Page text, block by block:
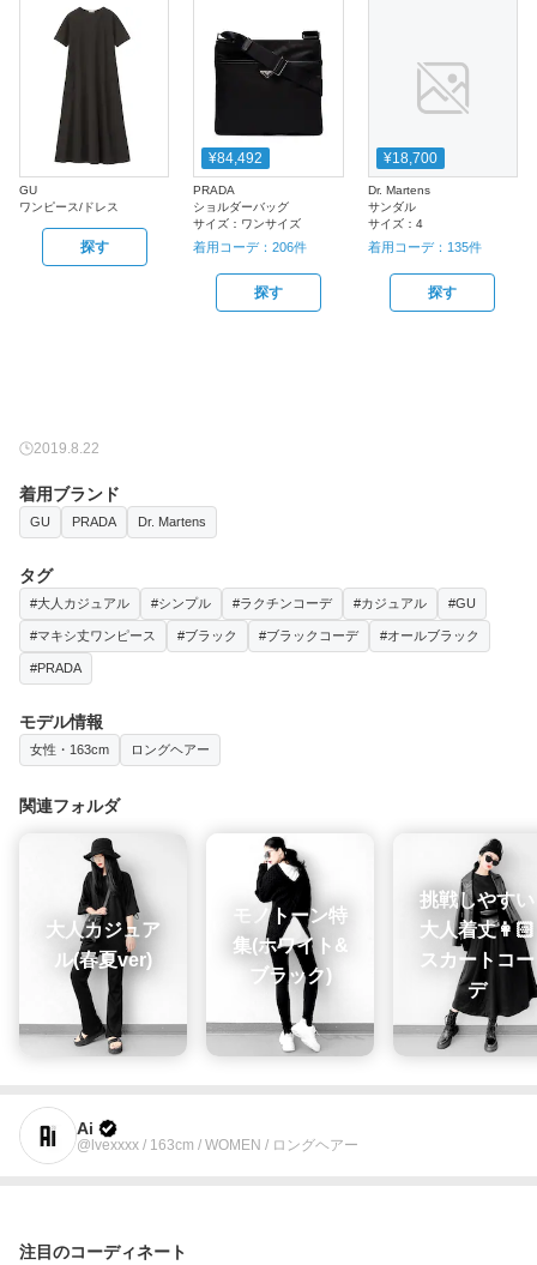
GU
ワンピース/ドレス
探す
¥84,492
PRADA
ショルダーバッグ
サイズ： ワンサイズ
着用コーデ：206件
探す
¥18,700
Dr. Martens
サンダル
サイズ： 4
着用コーデ： 135件
探す
2019.8.22
着用ブランド
GU PRADA Dr. Martens
タグ
#大人カジュアル #シンプル #ラクチンコーデ #カジュアル #GU
#マキシ丈ワンピース #ブラック #ブラックコーデ #オールブラック
#PRADA
モデル情報
女性・163cm ロングヘアー
関連フォルダ
大人カジュア
ル(春夏ver)
モノトーン特
集(ホワイト&
ブラック)
挑戦しやすい
大人着丈👩🏻
スカートコー
デ
Ai
@lvexxxx / 163cm / WOMEN / ロングヘアー
注目のコーディネート